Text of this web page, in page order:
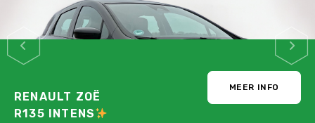
RENAULT ZOË
R135 INTENS
MEER INFO